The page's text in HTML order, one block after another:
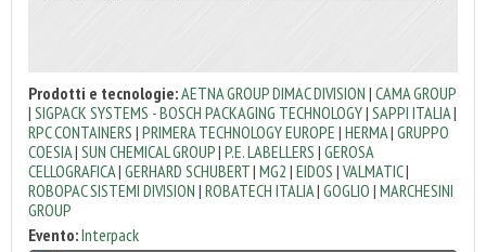
Prodotti e tecnologie:AETNA GROUP DIMAC DIVISION | CAMA GROUP
| SIGPACK SYSTEMS - BOSCH PACKAGING TECHNOLOGY| SAPPI ITALIA|
RPC CONTAINERS | PRIMERA TECHNOLOGY EUROPE | HERMA| GRUPPO
COESIA| SUN CHEMICAL GROUP| P.E. LABELLERS | GEROSA
CELLOGRAFICA| GERHARD SCHUBERT| MG2 | EIDOS | VALMATIC|
ROBOPAC SISTEMI DIVISION | ROBATECH ITALIA| GOGLIO | MARCHESINI
GROUP
Evento:Interpack